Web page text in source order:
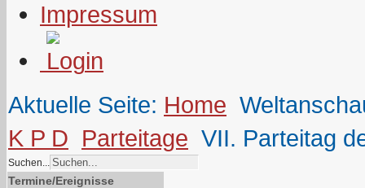
Impressum
Aktuelle Seite: Home
K P D Parteitage VII. Parteitag
Suchen...
Termine/Ereignisse